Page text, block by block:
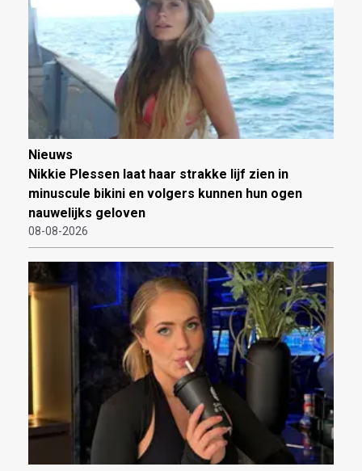
Nieuws
Nikkie Plessen laat haar strakke lijf zien in
minuscule bikini en volgers kunnen hun ogen
nauwelijks geloven
08-08-2026